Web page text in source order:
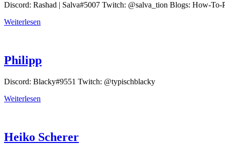
Discord: Rashad | Salva#5007 Twitch: @salva_tion Blogs: How-To-
Weiterlesen
Philipp
Discord: Blacky#9551 Twitch: @typischblacky
Weiterlesen
Heiko Scherer